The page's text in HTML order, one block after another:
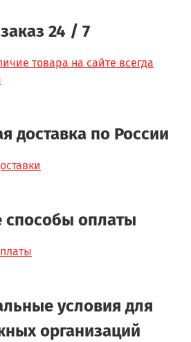
24 / 7
товара на сайте всегда
доставка по России
оплаты
условия для
организаций